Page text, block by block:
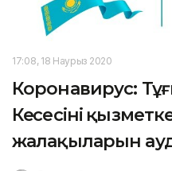
17:08, 18 Наурыз 2020
Коронавирус:
Кеңсесінің
жалақыларын